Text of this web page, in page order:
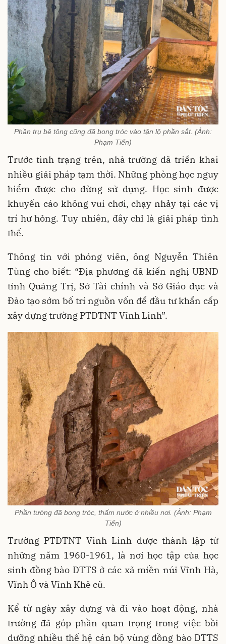
Phần trụ bê tông cũng đã bong tróc vào tận lộ phần sắt. (Ảnh:
Phạm Tiến)
Trước tình trạng trên, nhà trường đã triển khai
nhiều giải pháp tạm thời. Những phòng học nguy
hiểm được cho dừng sử dụng. Học sinh được
khuyến cáo không vui chơi, chạy nhảy tại các vị
trí hư hỏng. Tuy nhiên, đây chỉ là giải pháp tình
thế.
Thông tin với phóng viên, ông Nguyễn Thiên
Tùng cho biết: “Địa phương đã kiến nghị UBND
tỉnh Quảng Trị, Sở Tài chính và Sở Giáo dục và
Đào tạo sớm bố trí nguồn vốn để đầu tư khẩn cấp
xây dựng trường PTDTNT Vĩnh Linh”.
Phần tường đã bong tróc, thấm nước ở nhiều nơi. (Ảnh: Phạm
Tiến)
Trường PTDTNT Vĩnh Linh được thành lập từ
những năm 1960-1961, là nơi học tập của học
sinh đồng bào DTTS ở các xã miền núi Vĩnh Hà,
Vĩnh Ô và Vĩnh Khê cũ.
Kể từ ngày xây dựng và đi vào hoạt động, nhà
trường đã góp phần quan trọng trong việc bồi
dưỡng nhiều thế hệ cán bộ vùng đồng bào DTTS